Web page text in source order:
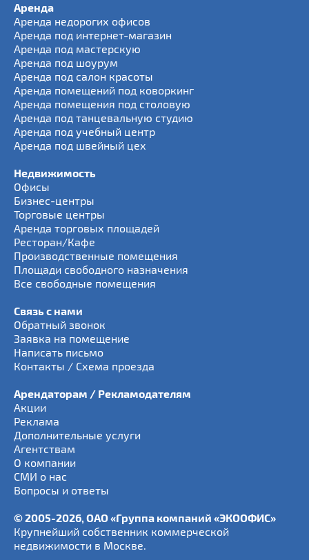
Аренда
Аренда недорогих офисов
Аренда под интернет-магазин
Аренда под мастерскую
Аренда под шоурум
Аренда под салон красоты
Аренда помещений под коворкинг
Аренда помещения под столовую
Аренда под танцевальную студию
Аренда под учебный центр
Аренда под швейный цех
Недвижимость
Офисы
Бизнес-центры
Торговые центры
Аренда торговых площадей
Ресторан/Кафе
Производственные помещения
Площади свободного назначения
Все свободные помещения
Связь с нами
Обратный звонок
Заявка на помещение
Написать письмо
Контакты / Схема проезда
Арендаторам / Рекламодателям
Акции
Реклама
Дополнительные услуги
Агентствам
О компании
СМИ о нас
Вопросы и ответы
© 2005-2026, ОАО «Группа компаний «ЭКООФИС»
Крупнейший собственник коммерческой
недвижимости в Москве.